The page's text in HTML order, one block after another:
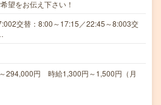
望をお伝え下さい！
交替：8:00～17:15／22:45～8:003交
294,000円 時給1,300円～1,500円（月